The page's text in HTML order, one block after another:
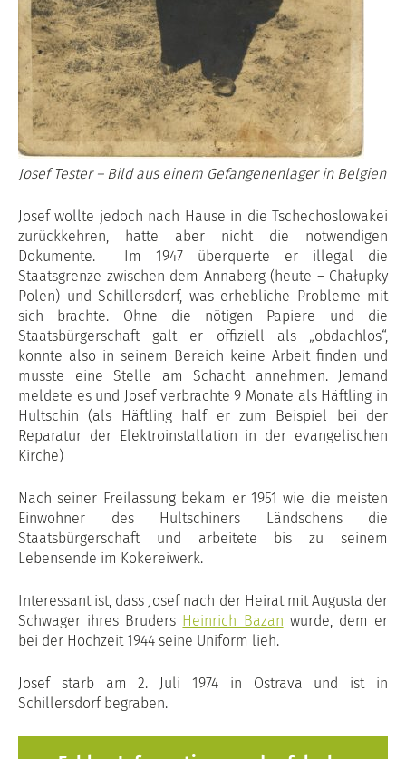
Josef Tester – Bild aus einem Gefangenenlager in Belgien
Josef wollte jedoch nach Hause in die Tschechoslowakei
zurückkehren, hatte aber nicht die notwendigen
Dokumente. Im 1947 überquerte er illegal die
Staatsgrenze zwischen dem Annaberg (heute – Chałupky
Polen) und Schillersdorf, was erhebliche Probleme mit
sich brachte. Ohne die nötigen Papiere und die
Staatsbürgerschaft galt er offiziell als „obdachlos“,
konnte also in seinem Bereich keine Arbeit finden und
musste eine Stelle am Schacht annehmen. Jemand
meldete es und Josef verbrachte 9 Monate als Häftling in
Hultschin (als Häftling half er zum Beispiel bei der
Reparatur der Elektroinstallation in der evangelischen
Kirche)
Nach seiner Freilassung bekam er 1951 wie die meisten
Einwohner des Hultschiners Ländschens die
Staatsbürgerschaft und arbeitete bis zu seinem
Lebensende im Kokereiwerk.
Interessant ist, dass Josef nach der Heirat mit Augusta der
Schwager ihres Bruders Heinrich Bazan wurde, dem er
bei der Hochzeit 1944 seine Uniform lieh.
Josef starb am 2. Juli 1974 in Ostrava und ist in
Schillersdorf begraben.